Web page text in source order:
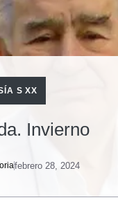
S XX
Invierno
febrero 28, 2024